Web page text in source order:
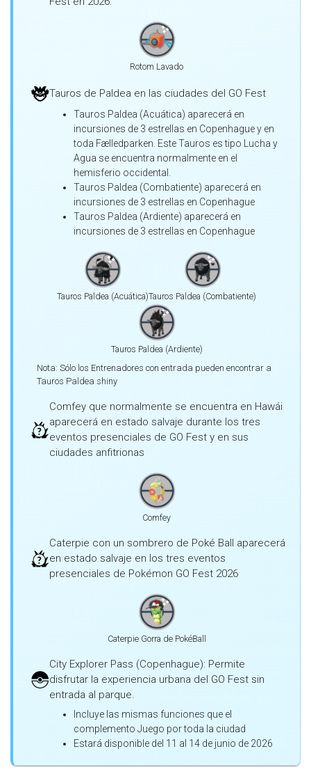
Rotom Lavado
Tauros de Paldea en las ciudades del GO Fest
Tauros Paldea (Acuática) aparecerá en
incursiones de 3 estrellas en Copenhague y en
toda Fælledparken. Este Tauros es tipo Lucha y
Agua se encuentra normalmente en el
hemisferio occidental.
Tauros Paldea (Combatiente) aparecerá en
incursiones de 3 estrellas en Copenhague
Tauros Paldea (Ardiente) aparecerá en
incursiones de 3 estrellas en Copenhague
Tauros Paldea (Acuática)Tauros Paldea (Combatiente)
Tauros Paldea (Ardiente)
Nota: Sólo los Entrenadores con entrada pueden encontrar a
Tauros Paldea shiny
Comfey que normalmente se encuentra en Hawái
aparecerá en estado salvaje durante los tres
eventos presenciales de GO Fest y en sus
ciudades anfitrionas
Comfey
Caterpie con un sombrero de Poké Ball aparecerá
en estado salvaje en los tres eventos
presenciales de Pokémon GO Fest 2026
Caterpie Gorra de PokéBall
City Explorer Pass (Copenhague): Permite
disfrutar la experiencia urbana del GO Fest sin
entrada al parque.
Incluye las mismas funciones que el
complemento Juego por toda la ciudad
Estará disponible del 11 al 14 de junio de 2026